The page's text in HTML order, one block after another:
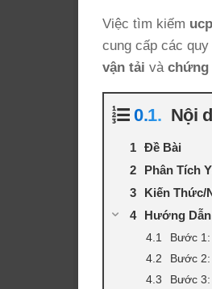
Việc tìm kiếm
cung cấp các
vận tải và
Nội
Đề Bài
Phân Tích
Kiến Thức/
Hướng
Bước
Bước
Bước